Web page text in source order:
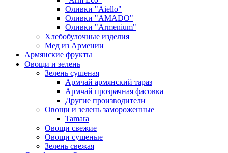
Оливки "Aiello"
Оливки "AMADO"
Оливки "Armenium"
Хлебобулочные изделия
Мед из Армении
Армянские фрукты
Овощи и зелень
Зелень сушеная
Армчай армянский тараз
Армчай прозрачная фасовка
Другие производители
Овощи и зелень замороженные
Tamara
Овощи свежие
Овощи сушеные
Зелень свежая